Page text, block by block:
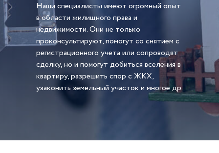
Наши специалисты имеют огромный опыт
в области жилищного права и
недвижимости. Они не только
проконсультируют, помогут со снятием с
регистрационного учета или сопроводят
сделку, но и помогут добиться вселения в
квартиру, разрешить спор с ЖКХ,
узаконить земельный участок и многое др.